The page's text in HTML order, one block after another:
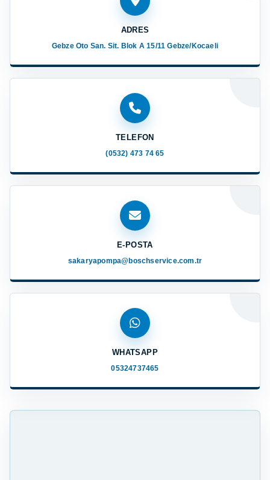
ADRES
Gebze Oto San. Sit. Blok A 15/11 Gebze/Kocaeli
TELEFON
(0532) 473 74 65
E-POSTA
sakaryapompa@boschservice.com.tr
WHATSAPP
05324737465